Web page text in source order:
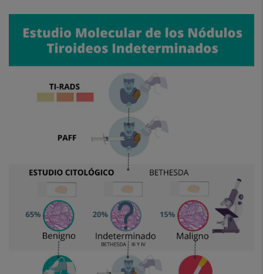
tiroideos
indeterminados